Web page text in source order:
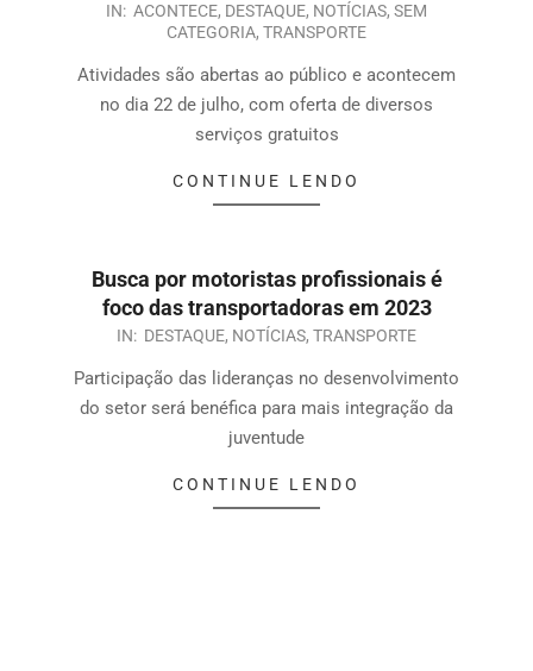
IN: ACONTECE, DESTAQUE, NOTÍCIAS, SEM
CATEGORIA, TRANSPORTE
Atividades são abertas ao público e acontecem
no dia 22 de julho, com oferta de diversos
serviços gratuitos
CONTINUE LENDO
Busca por motoristas profissionais é
foco das transportadoras em 2023
IN: DESTAQUE, NOTÍCIAS, TRANSPORTE
Participação das lideranças no desenvolvimento
do setor será benéfica para mais integração da
juventude
CONTINUE LENDO